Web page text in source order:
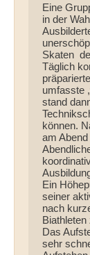
Eine
in der
Skaten
Täglich
umfasste
stand
können.
am
Ein
seiner
nach
Das
sehr